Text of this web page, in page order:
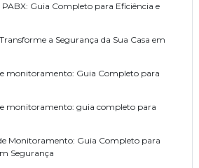
PABX: Guia Completo para Eficiência e
a Segurança da Sua Casa em
monitoramento: Guia Completo para
monitoramento: guia completo para
Monitoramento: Guia Completo para
Segurança